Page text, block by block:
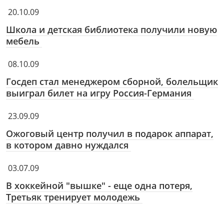
20.10.09
Школа и детская библиотека получили новую
мебель
08.10.09
Госдеп стал менеджером сборной, болельщик
выиграл билет на игру Россия-Германия
23.09.09
Ожоговый центр получил в подарок аппарат,
в котором давно нуждался
03.07.09
В хоккейной "вышке" - еще одна потеря,
Третьяк тренирует молодежь